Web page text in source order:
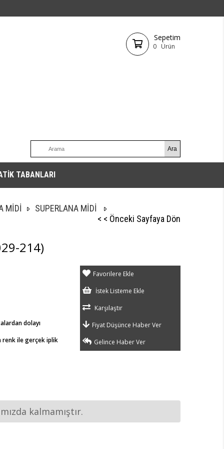
Sepetim
0 Ürün
TABANLARI
MİDİ
SUPERLANA MİDİ
< < Önceki Sayfaya Dön
214)
dolayı
renk ile gerçek iplik
Favorilere Ekle
İstek Listeme Ekle
Karşılaştır
Fiyat Düşünce Haber Ver
Gelince Haber Ver
kalmamıştır.